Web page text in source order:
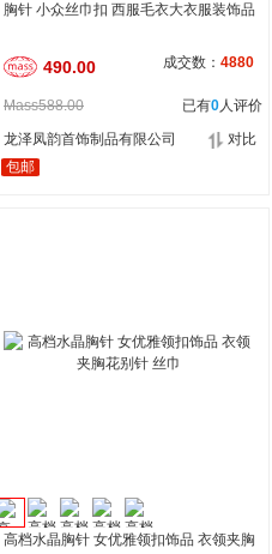
胸针 小众丝巾扣 西服毛衣大衣服装饰品
490.00 成交数： 4880
Mass588.00 已有0人评价
龙泽凤韵首饰制品有限公司
对比
包邮
高档水晶胸针 女优雅领扣饰品 衣领夹胸